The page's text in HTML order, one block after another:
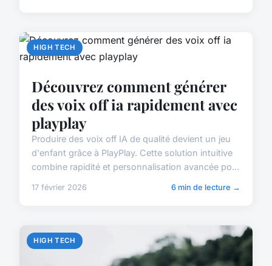
HIGH TECH
Découvrez comment générer
des voix off ia rapidement avec
playplay
Produire des voix off IA de qualité devient un jeu
d'enfant grâce à PlayPlay. Cette solution intuitive
combine rapidité et personnalisation avancée po...
17 février 2026 6 min de lecture →
HIGH TECH